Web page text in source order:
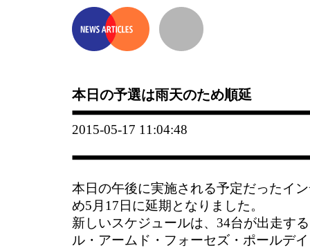
本日の予選は雨天のため順延
2015-05-17 11:04:48
本日の午後に実施される予定だったイ
め5月17日に延期となりました。
新しいスケジュールは、34台が出走す
ル・アームド・フォーセズ・ポールデ